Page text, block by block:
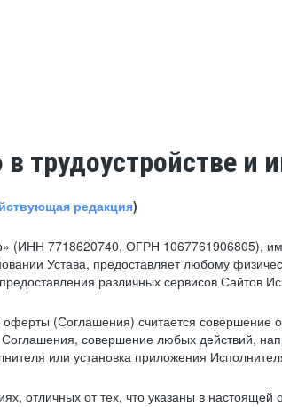
трудоустройстве и
редакция)
(ИНН 7718620740, ОГРН 1067761906805),
Устава, предоставляет любому
различных сервисов Сайтов
(Соглашения) считается совершение
совершение любых действий,
или установка приложения
отличных от тех, что указаны в настоящей